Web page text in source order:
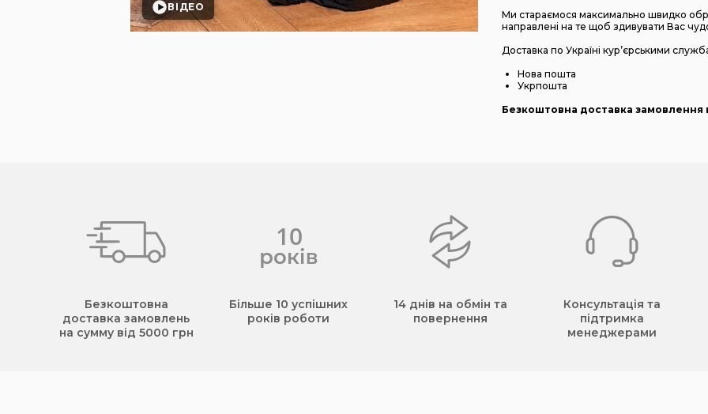
ВІДЕО
Ми стараємося максимально швидко
направлені на те щоб здивувати Вас
Доставка по Україні кур’єрськими
Нова пошта
Укрпошта
Безкоштовна доставка замовлення
Безкоштовна
доставка замовлень
на сумму від 5000 грн
Більше 10 успішних
років роботи
14 днів на обмін та
повернення
Консультація та
підтримка
менеджерами